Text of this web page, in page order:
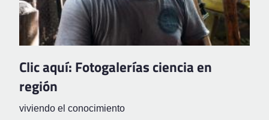
Clic aquí: Fotogalerías ciencia en
región
viviendo el conocimiento